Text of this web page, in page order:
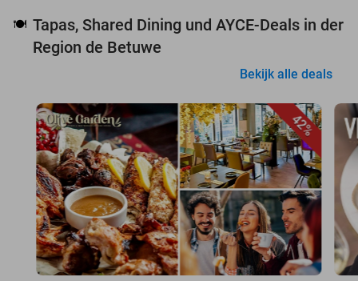
🍽️ Tapas, Shared Dining und AYCE-Deals in der
Region de Betuwe
Bekijk alle deals
42%